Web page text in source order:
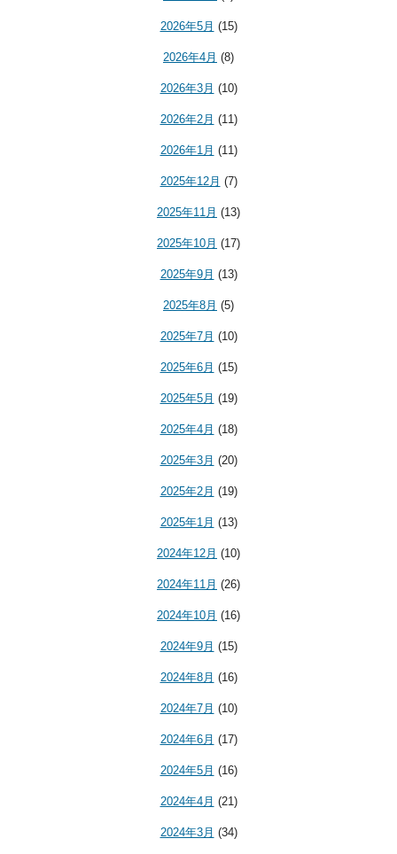
2026年5月 (15)
2026年4月 (8)
2026年3月 (10)
2026年2月 (11)
2026年1月 (11)
2025年12月 (7)
2025年11月 (13)
2025年10月 (17)
2025年9月 (13)
2025年8月 (5)
2025年7月 (10)
2025年6月 (15)
2025年5月 (19)
2025年4月 (18)
2025年3月 (20)
2025年2月 (19)
2025年1月 (13)
2024年12月 (10)
2024年11月 (26)
2024年10月 (16)
2024年9月 (15)
2024年8月 (16)
2024年7月 (10)
2024年6月 (17)
2024年5月 (16)
2024年4月 (21)
2024年3月 (34)